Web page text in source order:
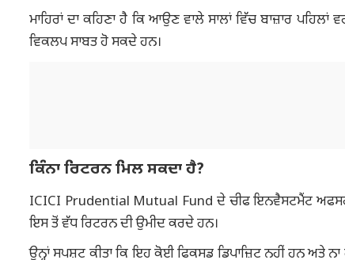
ਮਾਹਿਰਾਂ ਦਾ ਕਹਿਣਾ ਹੈ ਕਿ ਆਉਣ ਵਾਲੇ ਸਾਲਾਂ ਵਿੱਚ ਬਾਜ਼ਾਰ
ਵਿਕਲਪ ਸਾਬਤ ਹੋ ਸਕਦੇ ਹਨ।
ਕਿੰਨਾ ਰਿਟਰਨ ਮਿਲ ਸਕਦਾ ਹੈ?
ICICI Prudential Mutual Fund ਦੇ ਚੀਫ ਇਨਵੈਸਟਮੈਂਟ
ਇਸ ਤੋਂ ਵੱਧ ਰਿਟਰਨ ਦੀ ਉਮੀਦ ਕਰਦੇ ਹਨ।
ਉਨ੍ਹਾਂ ਸਪਸ਼ਟ ਕੀਤਾ ਕਿ ਇਹ ਕੋਈ ਫਿਕਸਡ ਡਿਪਾਜ਼ਿਟ ਨਹੀਂ ਹਨ ਅਤੇ